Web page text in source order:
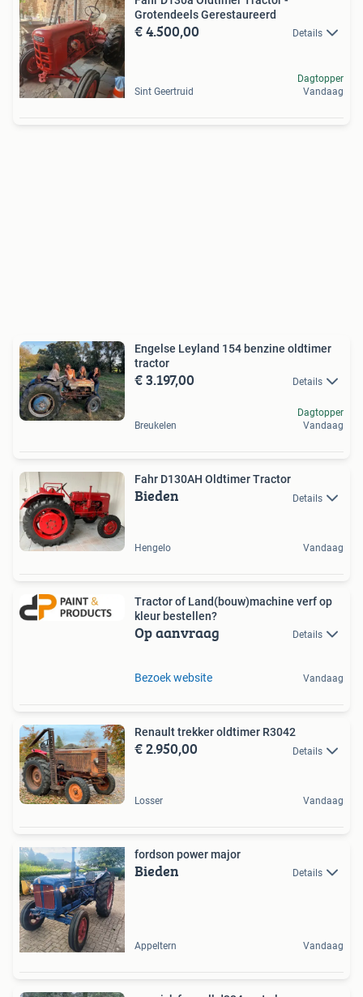
Grotendeels Gerestaureerd
€ 4.500,00 Details
Sint Geertruid
Dagtopper
Vandaag
Engelse Leyland 154 benzine oldtimer
tractor
€ 3.197,00 Details
Breukelen
Dagtopper
Vandaag
Fahr D130AH Oldtimer Tractor
Bieden Details
Hengelo Vandaag
Tractor of Land(bouw)machine verf op
kleur bestellen?
Op aanvraag Details
Bezoek website Vandaag
Renault trekker oldtimer R3042
€ 2.950,00 Details
Losser Vandaag
fordson power major
Bieden Details
Appeltern Vandaag